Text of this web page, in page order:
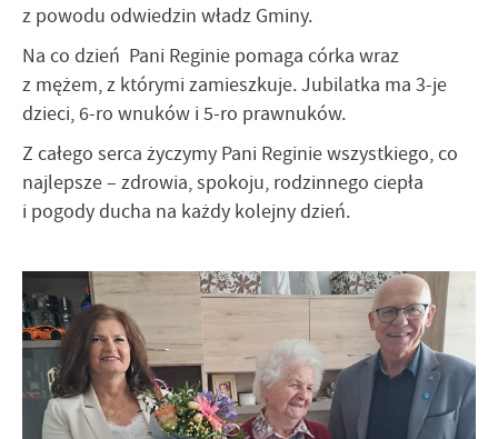
z powodu odwiedzin władz Gminy.
Na co dzień Pani Reginie pomaga córka wraz
z mężem, z którymi zamieszkuje. Jubilatka ma 3-je
dzieci, 6-ro wnuków i 5-ro prawnuków.
Z całego serca życzymy Pani Reginie wszystkiego, co
najlepsze – zdrowia, spokoju, rodzinnego ciepła
i pogody ducha na każdy kolejny dzień.